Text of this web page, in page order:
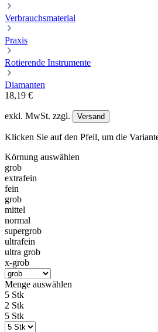
Verbrauchsmaterial
Praxis
Rotierende Instrumente
Diamanten
18,19 €
exkl. MwSt. zzgl. Versand
Klicken Sie auf den Pfeil, um die
Körnung auswählen
grob
extrafein
fein
grob
mittel
normal
supergrob
ultrafein
ultra grob
x-grob
Menge auswählen
5 Stk
2 Stk
5 Stk